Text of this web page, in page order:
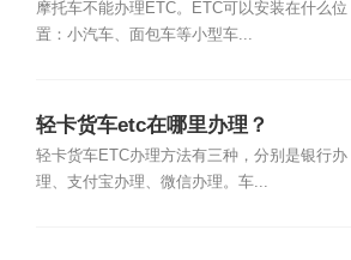
摩托车不能办理ETC。ETC可以安装在什么位
置：小汽车、面包车等小型车...
轻卡货车etc在哪里办理？
轻卡货车ETC办理方法有三种，分别是银行办
理、支付宝办理、微信办理。车...